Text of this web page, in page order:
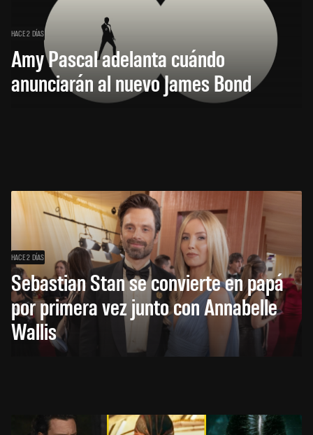
HACE 2 DÍAS
Amy Pascal adelanta cuándo
anunciarán al nuevo James Bond
HACE 2 DÍAS
Sebastian Stan se convierte en papá
por primera vez junto con Annabelle
Wallis